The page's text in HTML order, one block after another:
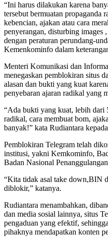
“Ini harus dilakukan karena
tersebut bermuatan propaganda
kebencian, ajakan atau cara
penyerangan, disturbing images
dengan peraturan perundang-
Kemenkominfo dalam
Menteri Komunikasi dan
menegaskan pemblokiran situs
alasan dan bukti yang kuat
penyebaran ajaran radikal yang
“Ada bukti yang kuat, lebih dari
radikal, cara membuat bom,
banyak!” kata Rudiantara
Pemblokiran Telegram telah
institusi, yakni Kemkominfo,
Badan Nasional
“Kita tidak asal take down,BIN
diblokir,” katanya.
Rudiantara menambahkan,
dan media sosial lainnya, situs
pengaduan yang efektif,
pihaknya mendapatkan konten